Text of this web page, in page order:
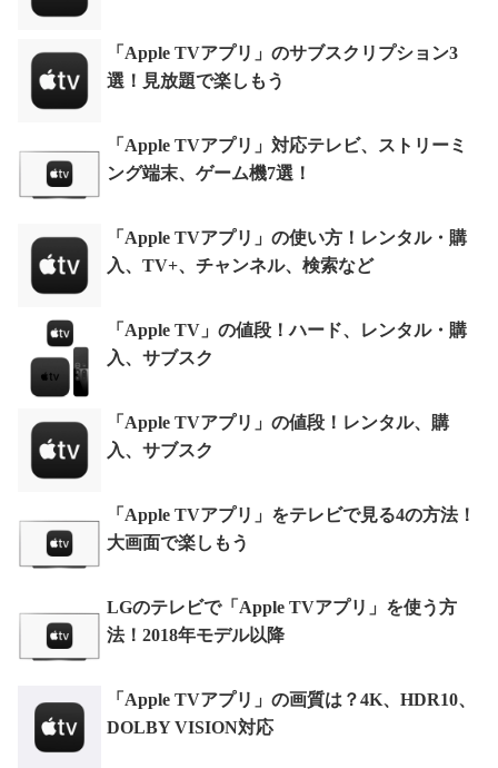
「Apple TVアプリ」のサブスクリプション3
選！見放題で楽しもう
「Apple TVアプリ」対応テレビ、ストリーミ
ング端末、ゲーム機7選！
「Apple TVアプリ」の使い方！レンタル・購
入、TV+、チャンネル、検索など
「Apple TV」の値段！ハード、レンタル・購
入、サブスク
「Apple TVアプリ」の値段！レンタル、購
入、サブスク
「Apple TVアプリ」をテレビで見る4の方法！
大画面で楽しもう
LGのテレビで「Apple TVアプリ」を使う方
法！2018年モデル以降
「Apple TVアプリ」の画質は？4K、HDR10、
DOLBY VISION対応